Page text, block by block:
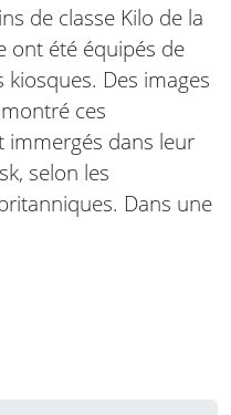
de classe Kilo de la
ont été équipés de
Des images
ces
immergés dans leur
selon les
Dans une